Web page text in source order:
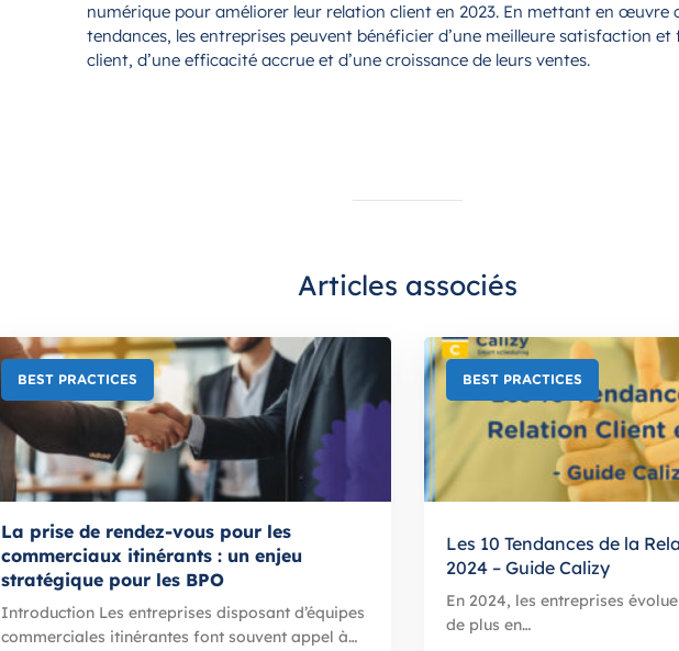
numérique pour améliorer leur relation client en 2023. En mettant en œuvre
tendances, les entreprises peuvent bénéficier d’une meilleure satisfaction et
client, d’une efficacité accrue et d’une croissance de leurs ventes.
Articles associés
BEST PRACTICES
La prise de rendez-vous pour les
commerciaux itinérants : un enjeu
stratégique pour les BPO
Introduction Les entreprises disposant d’équipes
commerciales itinérantes font souvent appel à…
BEST PRACTICES
Les 10 Tendances de la
2024 – Guide Calizy
En 2024, les entreprises
de plus en…